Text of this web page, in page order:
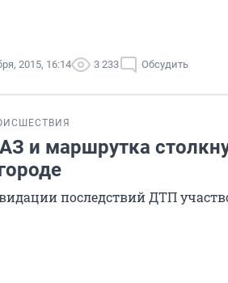
2015, 16:14 3 233 Обсудить
и маршрутка
последствий ДТП